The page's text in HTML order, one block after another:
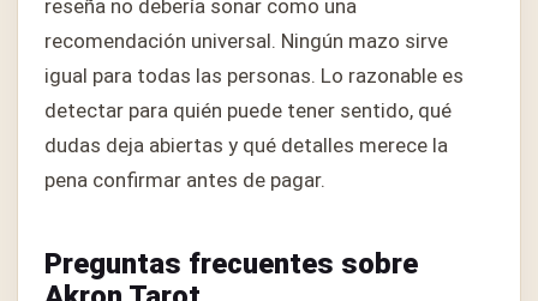
reseña no debería sonar como una
recomendación universal. Ningún mazo sirve
igual para todas las personas. Lo razonable es
detectar para quién puede tener sentido, qué
dudas deja abiertas y qué detalles merece la
pena confirmar antes de pagar.
Preguntas frecuentes sobre